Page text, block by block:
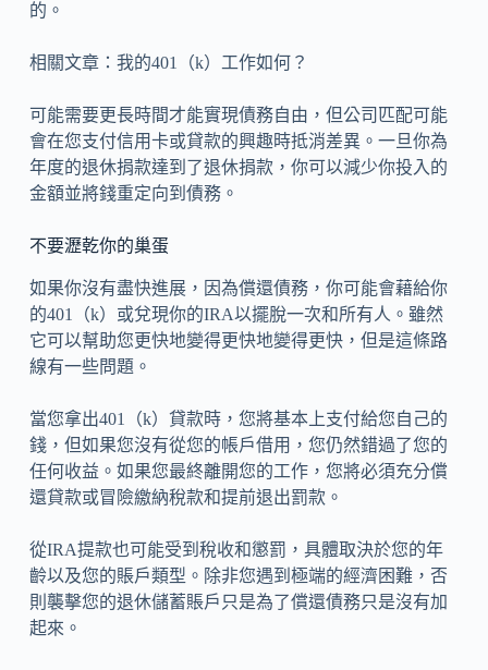
的。
相關文章：我的401（k）工作如何？
可能需要更長時間才能實現債務自由，但公司匹配可能
會在您支付信用卡或貸款的興趣時抵消差異。一旦你為
年度的退休捐款達到了退休捐款，你可以減少你投入的
金額並將錢重定向到債務。
不要瀝乾你的巢蛋
如果你沒有盡快進展，因為償還債務，你可能會藉給你
的401（k）或兌現你的IRA以擺脫一次和所有人。雖然
它可以幫助您更快地變得更快地變得更快，但是這條路
線有一些問題。
當您拿出401（k）貸款時，您將基本上支付給您自己的
錢，但如果您沒有從您的帳戶借用，您仍然錯過了您的
任何收益。如果您最終離開您的工作，您將必須充分償
還貸款或冒險繳納稅款和提前退出罰款。
從IRA提款也可能受到稅收和懲罰，具體取決於您的年
齡以及您的賬戶類型。除非您遇到極端的經濟困難，否
則襲擊您的退休儲蓄賬戶只是為了償還債務只是沒有加
起來。